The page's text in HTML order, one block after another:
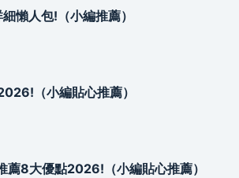
懶人包!（小編推薦）
（小編貼心推薦）
薦8大優點2026!（小編貼心推薦）